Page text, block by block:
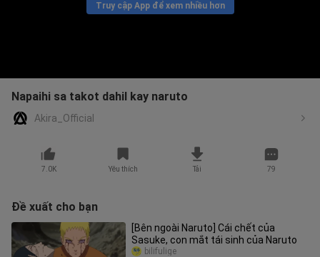
Truy cập App để xem nhiều hơn
Napaihi sa takot dahil kay naruto
Akira_Official
7.0K Yêu thích Tải 79
Đề xuất cho bạn
[Bên ngoài Naruto] Cái chết của
Sasuke, con mắt tái sinh của Naruto
bilifulige
Bahasa Indonesia